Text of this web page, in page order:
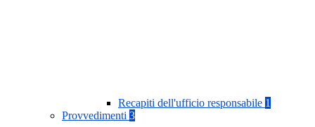
Recapiti dell'ufficio responsabile 1
Provvedimenti 3